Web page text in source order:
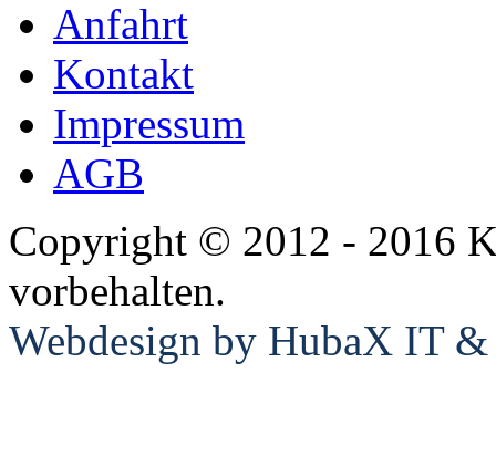
Cagiva
Anfahrt
Kontakt
Impressum
AGB
Copyright © 2012 - 2016
vorbehalten.
Webdesign by HubaX IT